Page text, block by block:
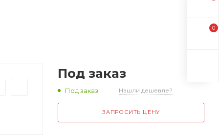
Под заказ
Под заказ Нашли дешевле?
ЗАПРОСИТЬ ЦЕНУ
0